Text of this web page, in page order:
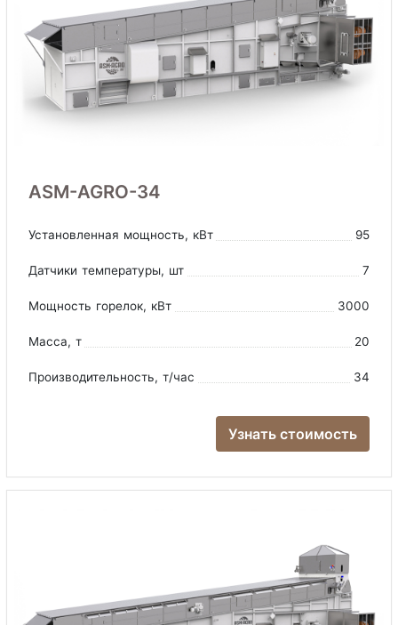
ASM-AGRO-34
Установленная мощность, кВт 95
Датчики температуры, шт 7
Мощность горелок, кВт 3000
Масса, т 20
Производительность, т/час 34
Узнать стоимость